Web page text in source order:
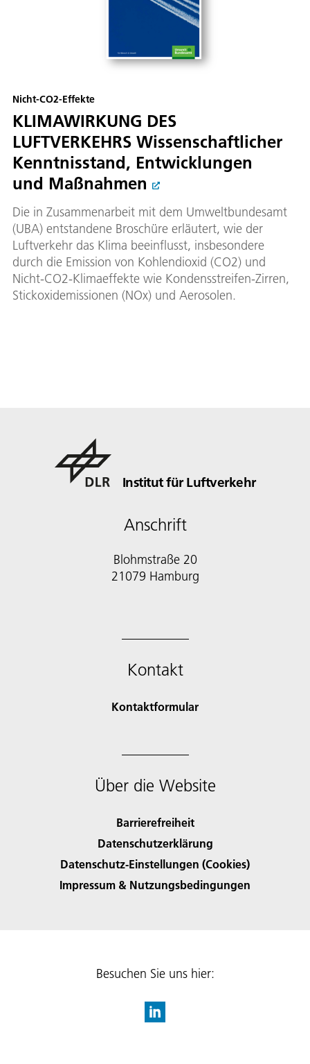
Nicht-CO2-Effekte
KLIMAWIRKUNG DES
LUFTVERKEHRS Wissenschaftlicher
Kenntnisstand, Entwicklungen
und Maßnahmen
Die in Zusammenarbeit mit dem Umweltbundesamt
(UBA) entstandene Broschüre erläutert, wie der
Luftverkehr das Klima beeinflusst, insbesondere
durch die Emission von Kohlendioxid (CO2) und
Nicht-CO2-Klimaeffekte wie Kondensstreifen-Zirren,
Stickoxidemissionen (NOx) und Aerosolen.
Institut für Luftverkehr
Anschrift
Blohmstraße 20
21079 Hamburg
Kontakt
Kontaktformular
Über die Website
Barrierefreiheit
Datenschutzerklärung
Datenschutz-Einstellungen (Cookies)
Impressum & Nutzungsbedingungen
Besuchen Sie uns hier: